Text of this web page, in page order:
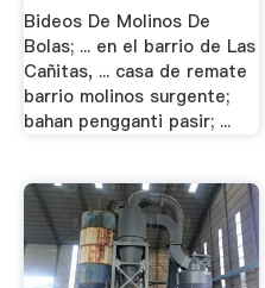
Bideos De Molinos De
Bolas; ... en el barrio de Las
Cañitas, ... casa de remate
barrio molinos surgente;
bahan pengganti pasir; ...